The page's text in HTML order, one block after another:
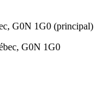
G0N 1G0 (principal)
G0N 1G0